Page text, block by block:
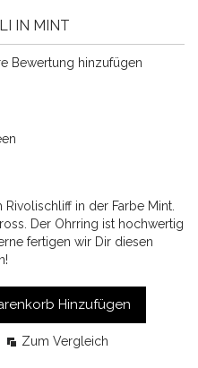
IN MINT
Bewertung hinzufügen
in der Farbe Mint.
Der Ohrring ist hochwertig
fertigen wir Dir diesen
Hinzufügen
Zum Vergleich